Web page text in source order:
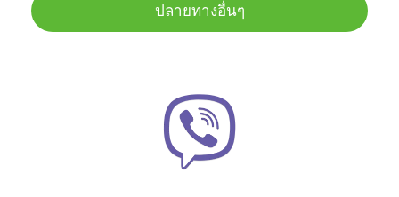
ปลายทางอื่นๆ